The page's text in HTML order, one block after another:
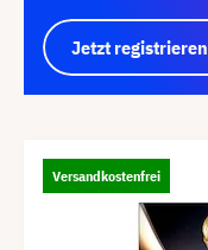
Jetzt registrieren
Versandkostenfrei